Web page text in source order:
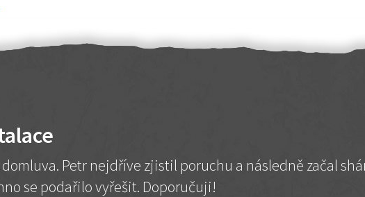
Petr nejdříve zjistil poruchu a následně začal
se podařilo vyřešit. Doporučuji!